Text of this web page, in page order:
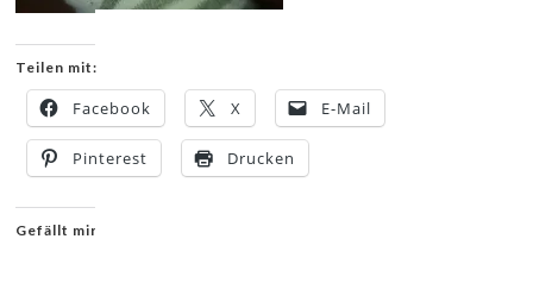
Teilen mit:
Facebook X E-Mail
Pinterest Drucken
Gefällt mir: